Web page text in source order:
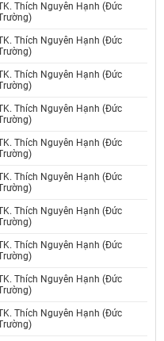
Thích Nguyên Hạnh (Đức
Thích Nguyên Hạnh (Đức
Thích Nguyên Hạnh (Đức
Thích Nguyên Hạnh (Đức
Thích Nguyên Hạnh (Đức
Thích Nguyên Hạnh (Đức
Thích Nguyên Hạnh (Đức
Thích Nguyên Hạnh (Đức
Thích Nguyên Hạnh (Đức
Thích Nguyên Hạnh (Đức